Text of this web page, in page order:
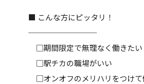
■ こんな方にピッタリ！
─────────
□期間限定で無理なく働きたい
□駅チカの職場がいい
□オンオフのメリハリをつけて